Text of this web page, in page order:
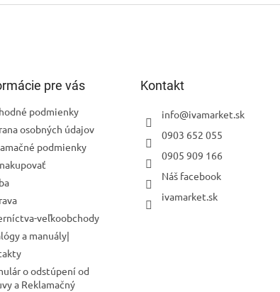
pre vás
podmienky
osobných údajov
podmienky
veľkoobchody
a manuály|
o odstúpení od
a Reklamačný
Kontakt
info@ivamarket.sk
0903 652 055
0905 909 166
Náš facebook
ivamarket.sk